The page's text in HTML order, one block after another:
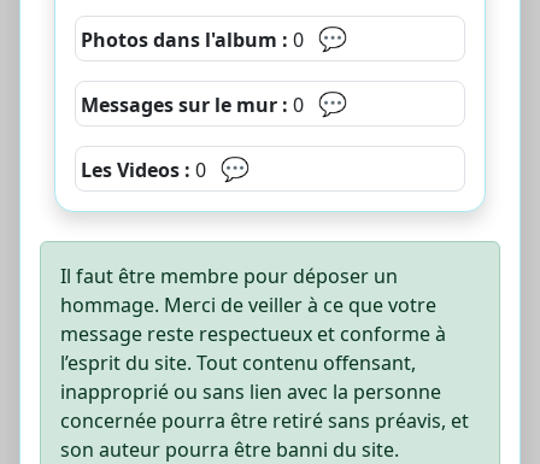
Photos dans l'album : 0 💬
Messages sur le mur : 0 💬
Les Videos : 0 💬
Il faut être membre pour déposer un
hommage. Merci de veiller à ce que votre
message reste respectueux et conforme à
l’esprit du site. Tout contenu offensant,
inapproprié ou sans lien avec la personne
concernée pourra être retiré sans préavis, et
son auteur pourra être banni du site.